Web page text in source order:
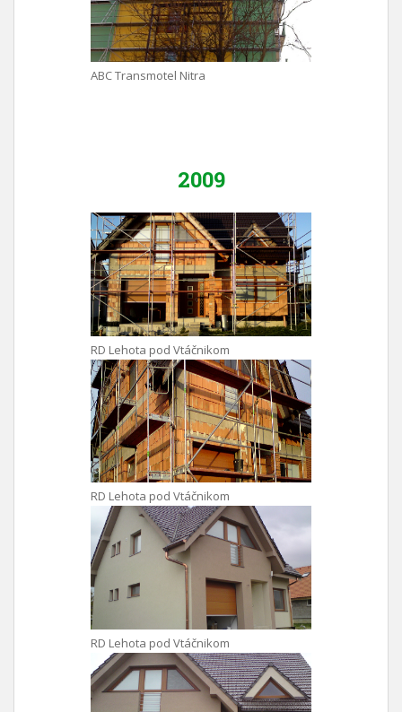
ABC Transmotel Nitra
2009
RD Lehota pod Vtáčnikom
RD Lehota pod Vtáčnikom
RD Lehota pod Vtáčnikom